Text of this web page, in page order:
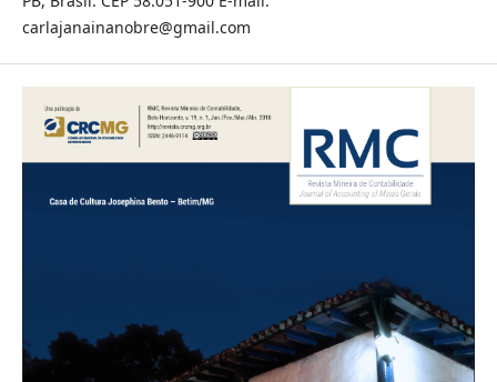
carlajanainanobre@gmail.com